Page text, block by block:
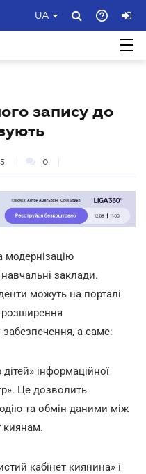
UA
запису до
0
модернізацію
заклади.
можуть на порталі
розширення
а саме:
інформаційної
Це дозволить
та обмін даними між
киянам.
кабінет киянина» і